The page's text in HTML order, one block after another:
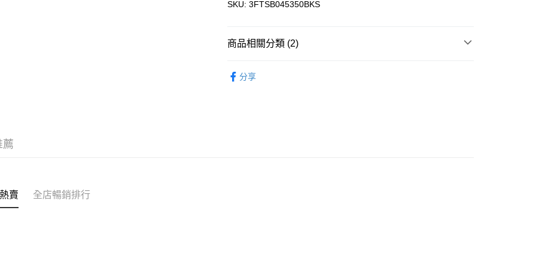
付款後順豐站及營業點
SKU: 3FTSB045350BKS
商品相關分類 (2)
分享
薦
賣 全店暢銷排行